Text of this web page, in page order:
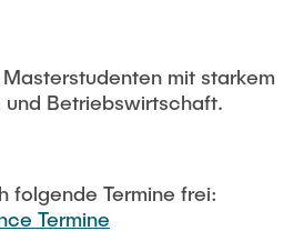
mit starkem
und Betriebswirtschaft.
folgende Termine frei:
Termine